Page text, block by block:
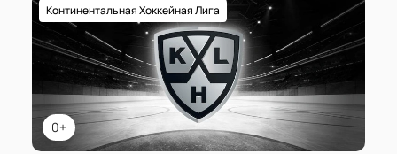
0+
Континентальная Хоккейная Лига